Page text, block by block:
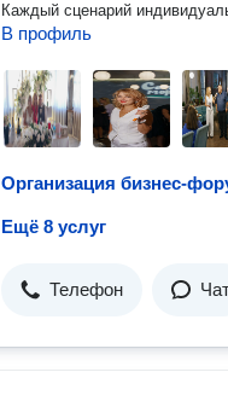
Каждый сценарий
В профиль
Организация бизнес-
Ещё 8 услуг
Телефон